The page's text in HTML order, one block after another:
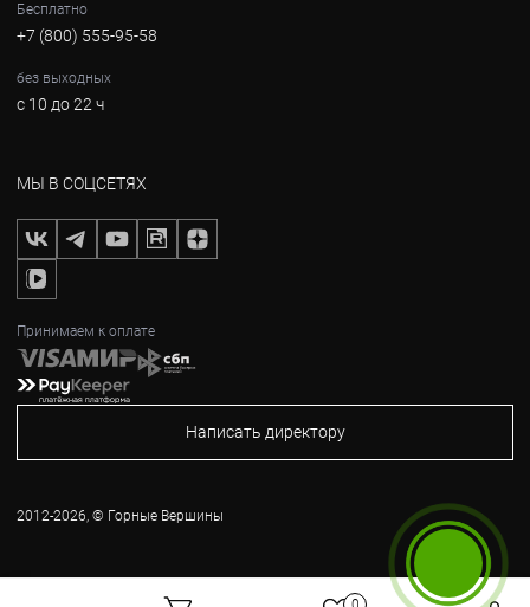
Бесплатно
+7 (800) 555-95-58
без выходных
с 10 до 22 ч
МЫ В СОЦСЕТЯХ
Принимаем к оплате
Написать директору
2012-2026, © Горные Вершины
Бесплатный звонок